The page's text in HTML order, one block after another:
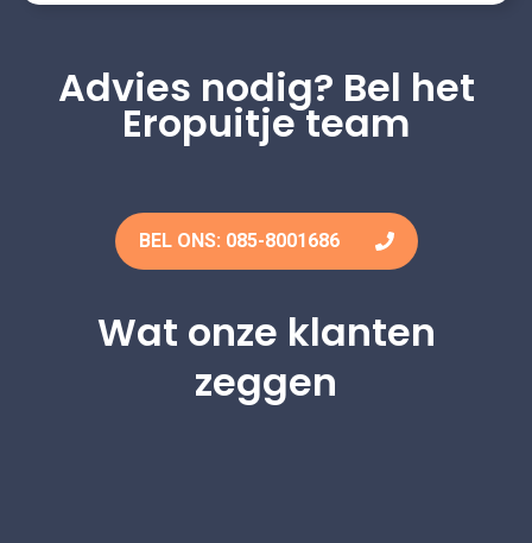
Advies nodig? Bel het
Eropuitje team
BEL ONS: 085-8001686
Wat onze klanten
zeggen